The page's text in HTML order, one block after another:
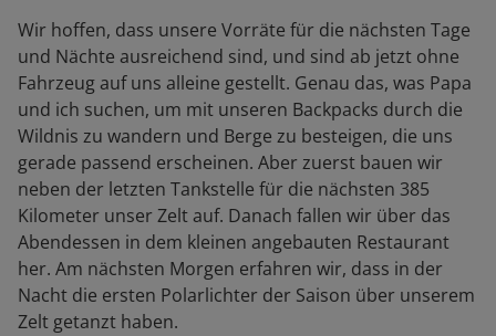
Wir hoffen, dass unsere Vorräte für die nächsten Tage
und Nächte ausreichend sind, und sind ab jetzt ohne
Fahrzeug auf uns alleine gestellt. Genau das, was Papa
und ich suchen, um mit unseren Backpacks durch die
Wildnis zu wandern und Berge zu besteigen, die uns
gerade passend erscheinen. Aber zuerst bauen wir
neben der letzten Tankstelle für die nächsten 385
Kilometer unser Zelt auf. Danach fallen wir über das
Abendessen in dem kleinen angebauten Restaurant
her. Am nächsten Morgen erfahren wir, dass in der
Nacht die ersten Polarlichter der Saison über unserem
Zelt getanzt haben.